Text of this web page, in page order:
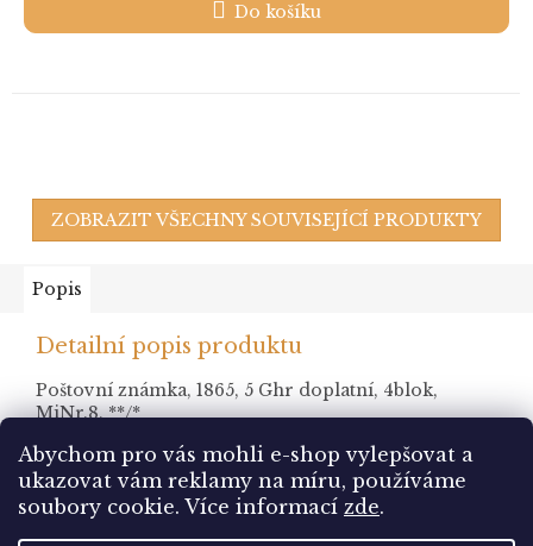
Abychom pro vás mohli e-shop vylepšovat a
ukazovat vám reklamy na míru, používáme
soubory cookie. Více informací zde.
Do košíku
ZOBRAZIT VŠECHNY SOUVISEJÍCÍ PRODUKTY
Popis
Detailní popis produktu
Poštovní známka, 1865, 5 Ghr doplatní, 4blok,
MiNr.8, **/*